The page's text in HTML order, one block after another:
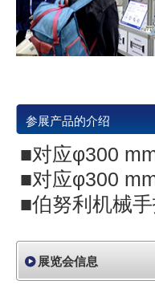
参展产品的介绍
■对应φ300
■对应φ300
■伯努利机械
展览会信息